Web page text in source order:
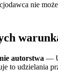
nie
autorstwa —
to udzielania